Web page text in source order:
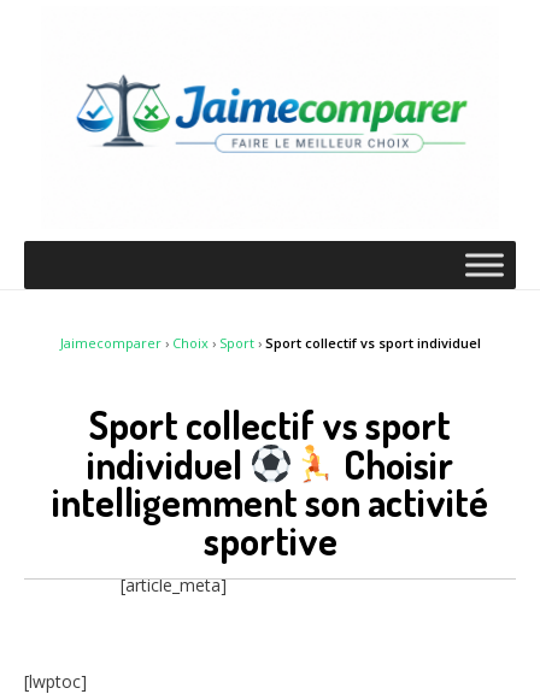
Jaimecomparer› Choix› Sport› Sport collectif vs sport individuel
Sport collectif vs sport
individuel
Choisir
intelligemment son activité
sportive
[article_meta]
[lwptoc]